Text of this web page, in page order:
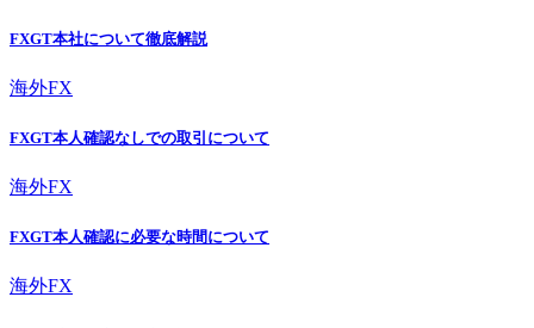
FXGT本社について徹底解説
海外FX
FXGT本人確認なしでの取引について
海外FX
FXGT本人確認に必要な時間について
海外FX